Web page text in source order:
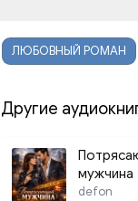
ЛЮБОВНЫЙ РОМАН
Другие
мужчина
defon